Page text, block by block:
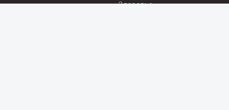
Здоровье